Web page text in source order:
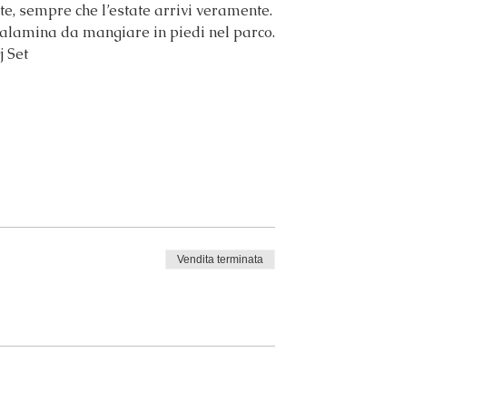
sempre che l’estate arrivi veramente.
da mangiare in piedi nel parco.
Set
Vendita terminata